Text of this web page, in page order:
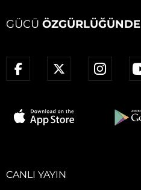
GÜCÜ ÖZGÜRLÜĞÜNDE
CANLI YAYIN